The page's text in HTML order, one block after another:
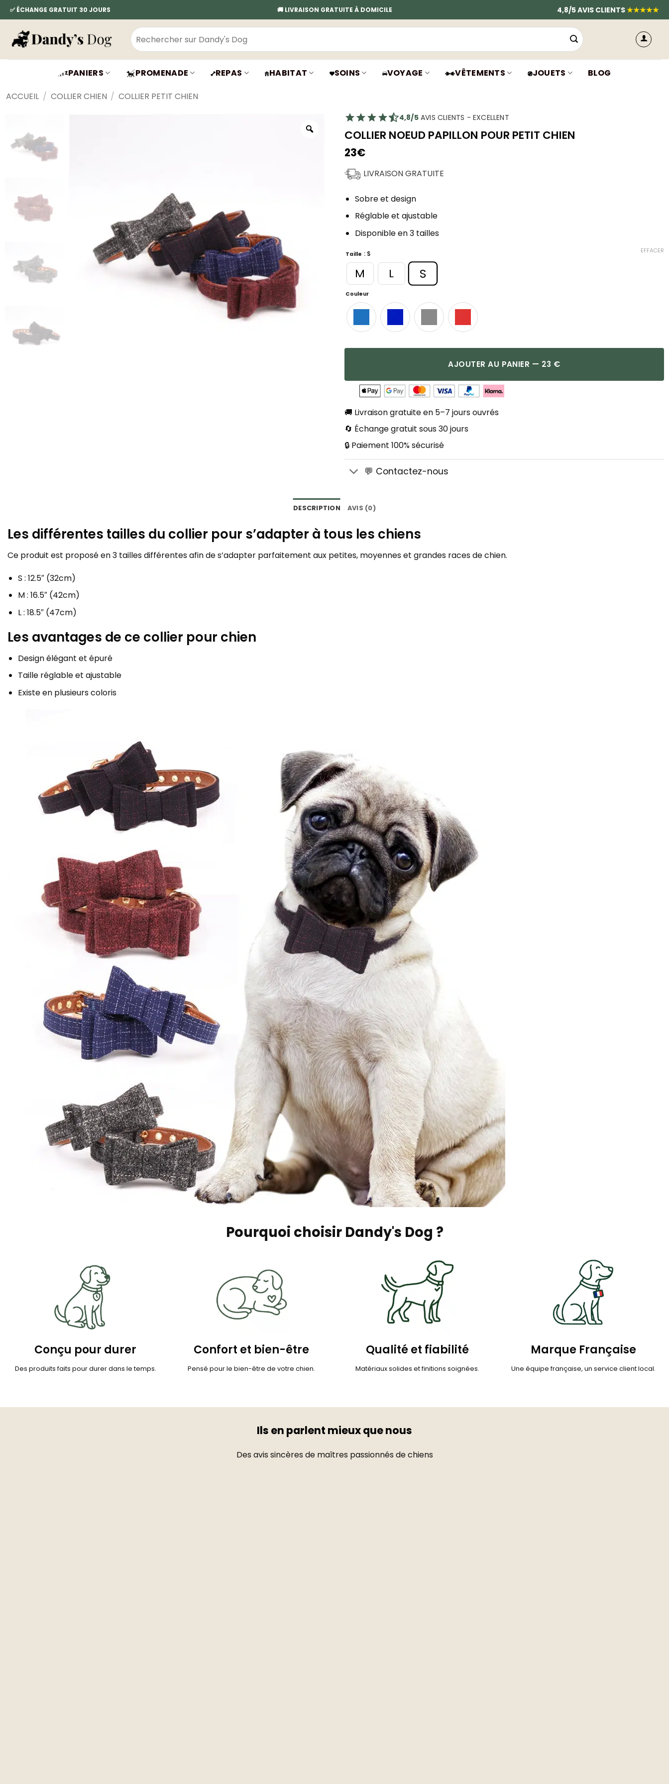
Passer
au
contenu
✅ ÉCHANGE GRATUIT 30 JOURS 🚚 LIVRAISON GRATUITE À DOMICILE 4,8/5 AVIS CLIENTS★★★★★
Recherche
pour :
PANIERS PROMENADE REPAS HABITAT SOINS VOYAGE VÊTEMENTS JOUETS BLOG
ACCUEIL / COLLIER CHIEN / COLLIER PETIT CHIEN
4,8/5AVIS CLIENTS - EXCELLENT
COLLIER NOEUD PAPILLON POUR PETIT CHIEN
23€
LIVRAISON GRATUITE
Sobre et design
Réglable et ajustable
Disponible en 3 tailles
Taille : S
M L S
Couleur
EFFACER
AJOUTER AU PANIER — 23 €
🚚 Livraison gratuite en 5–7 jours ouvrés
🔄 Échange gratuit sous 30 jours
🔒 Paiement 100% sécurisé
💬 Contactez-nous
DESCRIPTION AVIS (0)
Les différentes tailles du collier pour s’adapter à tous les chiens
Ce produit est proposé en 3 tailles différentes afin de s’adapter parfaitement aux petites, moyennes et grandes races de chien.
S : 12.5″ (32cm)
M : 16.5″ (42cm)
L : 18.5″ (47cm)
Les avantages de ce collier pour chien
Design élégant et épuré
Taille réglable et ajustable
Existe en plusieurs coloris
Pourquoi choisir Dandy's Dog ?
Conçu pour durer
Des produits faits pour durer dans le temps.
Confort et bien-être
Pensé pour le bien-être de votre chien.
Qualité et fiabilité
Matériaux solides et finitions soignées.
Marque Française
Une équipe française, un service client local.
Ils en parlent mieux que nous
Des avis sincères de maîtres passionnés de chiens